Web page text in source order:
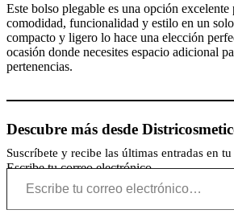
Este bolso plegable es una opción excelente
comodidad, funcionalidad y estilo en un
compacto y ligero lo hace una elección
ocasión donde necesites espacio adicional
pertenencias.
Descubre más desde
Suscríbete y recibe las últimas entradas en
Escribe tu correo electrónico…